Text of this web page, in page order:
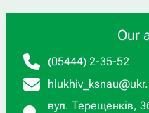
Our
(05444) 2-35-52
вул. Терещенків,